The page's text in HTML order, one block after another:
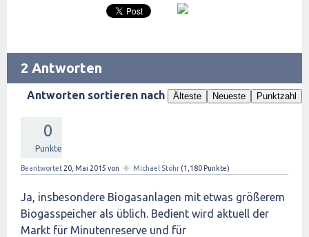
2 Antworten
Antworten sortieren nach Älteste Neueste Punktzahl
0
Punkte
Beantwortet 20, Mai 2015 von ✦ Michael Stöhr (1,180 Punkte)
Ja, insbesondere Biogasanlagen mit etwas größerem
Biogasspeicher als üblich. Bedient wird aktuell der
Markt für Minutenreserve und für